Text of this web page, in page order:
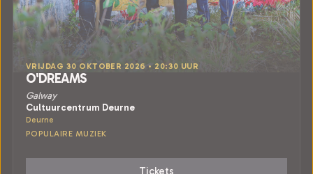
VRIJDAG 30 OKTOBER 2026 • 20:30 UUR
O'DREAMS
Galway
Cultuurcentrum Deurne
Deurne
POPULAIRE MUZIEK
Tickets